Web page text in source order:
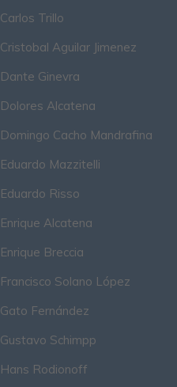
Carlos Trillo
Cristobal Aguilar Jimenez
Dante Ginevra
Dolores Alcatena
Domingo Cacho Mandrafina
Eduardo Mazzitelli
Eduardo Risso
Enrique Alcatena
Enrique Breccia
Francisco Solano López
Gato Fernández
Gustavo Schimpp
Hans Rodionoff